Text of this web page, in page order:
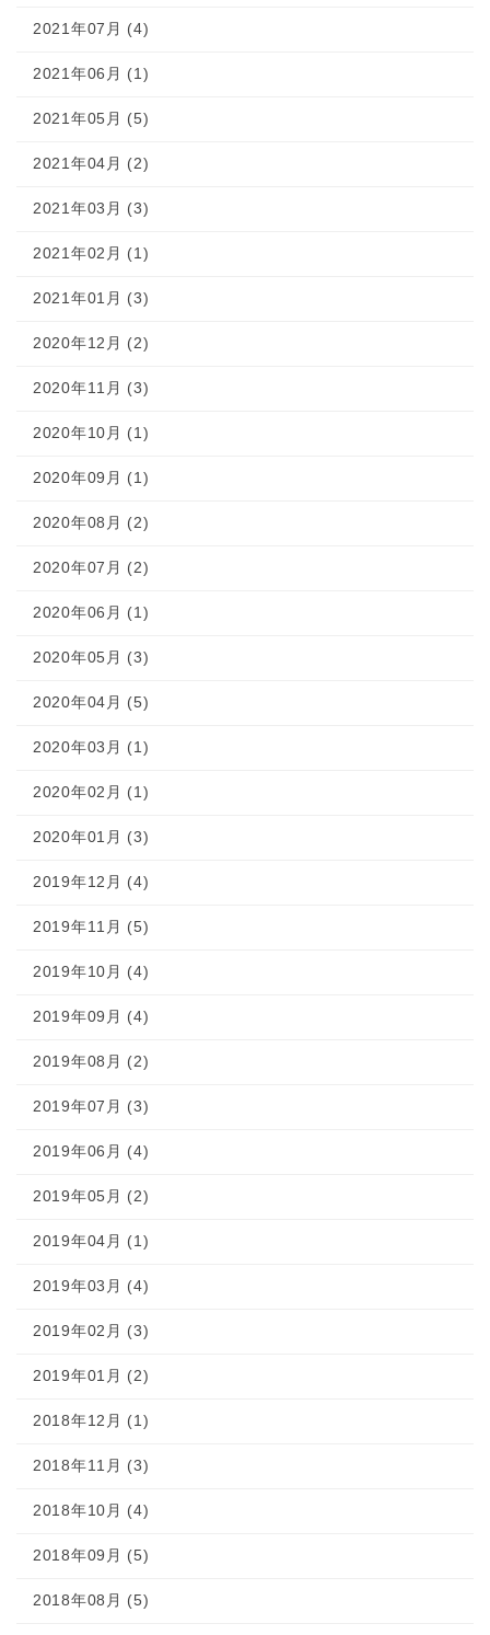
2021年07月 (4)
2021年06月 (1)
2021年05月 (5)
2021年04月 (2)
2021年03月 (3)
2021年02月 (1)
2021年01月 (3)
2020年12月 (2)
2020年11月 (3)
2020年10月 (1)
2020年09月 (1)
2020年08月 (2)
2020年07月 (2)
2020年06月 (1)
2020年05月 (3)
2020年04月 (5)
2020年03月 (1)
2020年02月 (1)
2020年01月 (3)
2019年12月 (4)
2019年11月 (5)
2019年10月 (4)
2019年09月 (4)
2019年08月 (2)
2019年07月 (3)
2019年06月 (4)
2019年05月 (2)
2019年04月 (1)
2019年03月 (4)
2019年02月 (3)
2019年01月 (2)
2018年12月 (1)
2018年11月 (3)
2018年10月 (4)
2018年09月 (5)
2018年08月 (5)